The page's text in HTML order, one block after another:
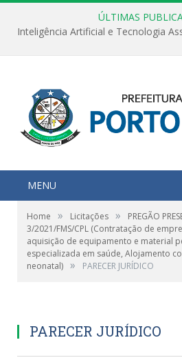
ÚLTIMAS
MENU
Home » Licitações »
PREGÃO
3/2021/FMS/CPL (Contratação de
aquisição de equipamento e material
especializada em saúde, Alojamento
neonatal) » PARECER JURÍDICO
PARECER JURÍDICO